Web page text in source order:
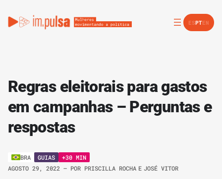
ESPTEN
Regras eleitorais para gastos
em campanhas – Perguntas e
respostas
BRA GUIAS
+30 MIN
AGOSTO 29, 2022 – POR PRISCILLA ROCHA E JOSÉ VITOR